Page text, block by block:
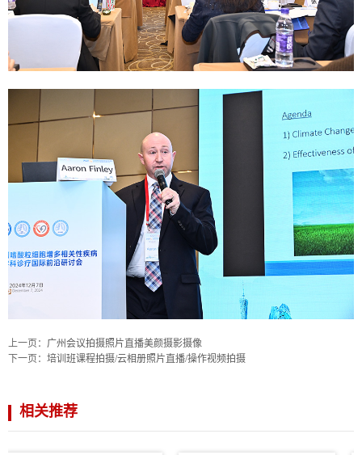
上一页： 广州会议拍摄照片直播美颜摄影摄像
下一页： 培训班课程拍摄/云相册照片直播/操作视频拍摄
相关推荐